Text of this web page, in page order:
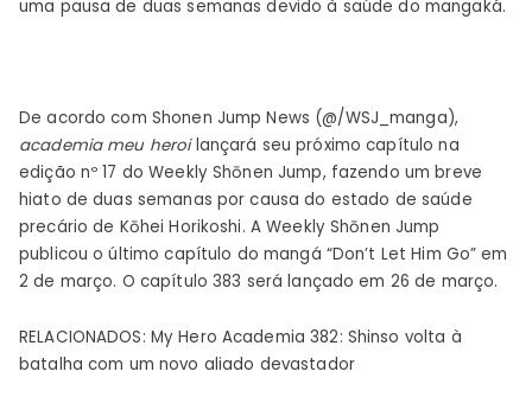
Academia
hiato
inesperado
uma pausa de duas semanas devido à saúde do mangaká.
De acordo com Shonen Jump News (@/WSJ_manga),
academia meu heroilançará seu próximo capítulo na
edição nº 17 do Weekly Shōnen Jump, fazendo um breve
hiato de duas semanas por causa do estado de saúde
precário de Kōhei Horikoshi. A Weekly Shōnen Jump
publicou o último capítulo do mangá “Don’t Let Him Go” em
2 de março. O capítulo 383 será lançado em 26 de março.
RELACIONADOS: My Hero Academia 382: Shinso volta à
batalha com um novo aliado devastador